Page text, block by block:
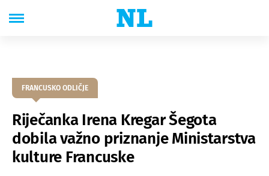
FRANCUSKO ODLIČJE
Riječanka Irena Kregar Šegota
dobila važno priznanje Ministarstva
kulture Francuske